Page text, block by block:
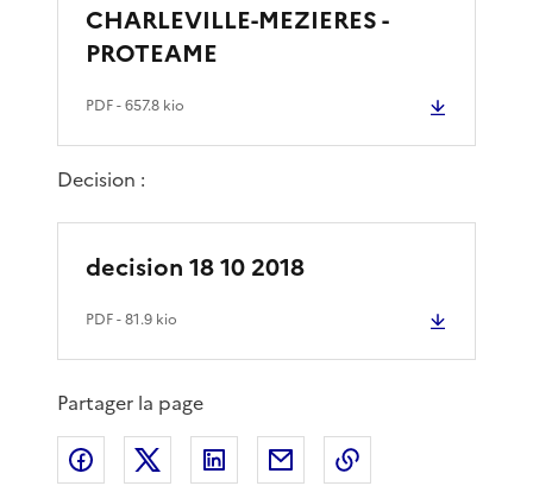
CHARLEVILLE-MEZIERES -
PROTEAME
PDF- 657.8 kio
Decision :
decision 18 10 2018
PDF- 81.9 kio
Partager la page
Partager sur Facebook
Partager sur XPartager sur LinkedIn
Partager par email